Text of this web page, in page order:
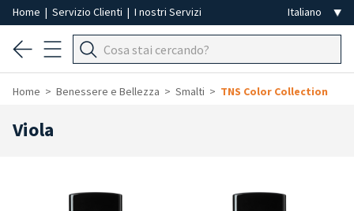
Home | Servizio Clienti | I nostri Servizi
Home Benessere e Bellezza Smalti TNS Color Collection
Viola